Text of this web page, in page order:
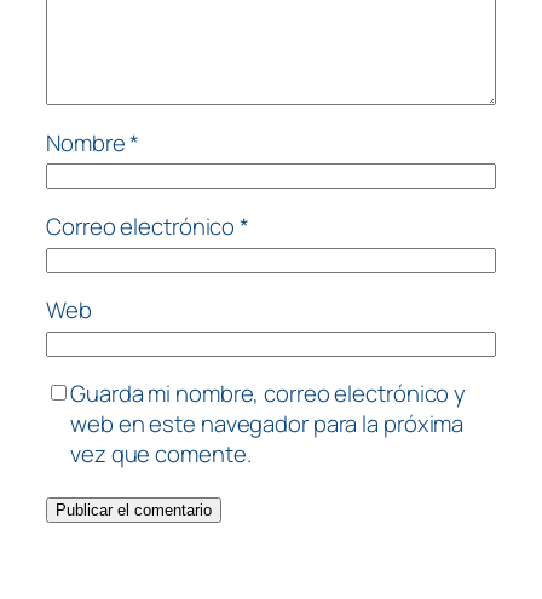
Nombre*
Correo electrónico*
Web
Guarda mi nombre, correo electrónico y
web en este navegador para la próxima
vez que comente.